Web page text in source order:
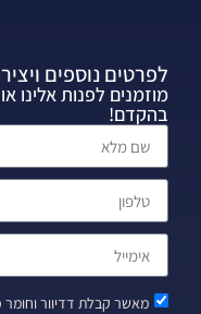
לפרטים נוספים
מוזמנים לפנות אלינו
בהקדם!
מאשר קבלת דדיוור וחומר